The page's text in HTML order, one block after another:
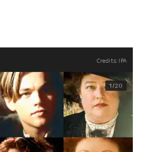
Credits: IPA
1/20